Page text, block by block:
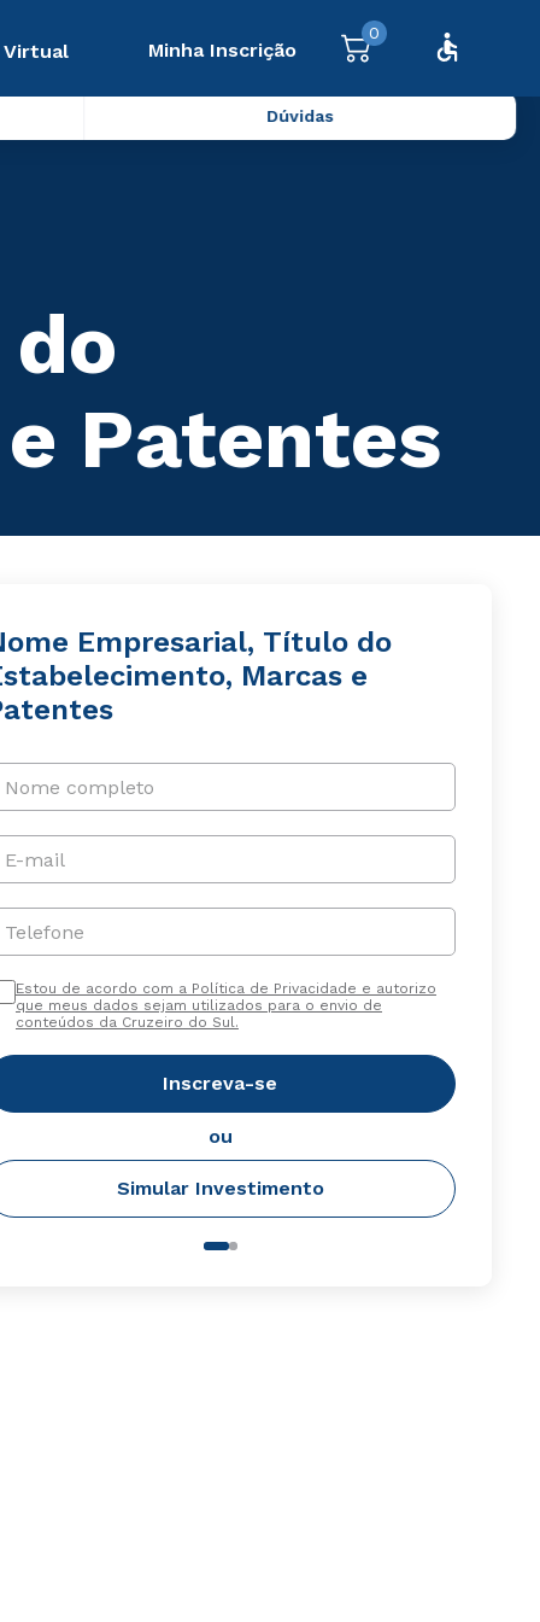
Virtual Minha Inscrição
0
Dúvidas
Patentes
Empresarial, Título do
Marcas e
Nome completo
E-mail
Telefone
Estou de acordo com a Política de Privacidade e autorizo
que meus dados sejam utilizados para o envio de
conteúdos da Cruzeiro do Sul.
Inscreva-se
ou
Simular Investimento